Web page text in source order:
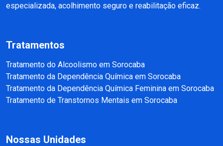
especializada, acolhimento seguro e reabilitação eficaz.
Tratamentos
Tratamento do Alcoolismo em Sorocaba
Tratamento da Dependência Química em Sorocaba
Tratamento da Dependência Química Feminina em Sorocaba
Tratamento de Transtornos Mentais em Sorocaba
Nossas Unidades